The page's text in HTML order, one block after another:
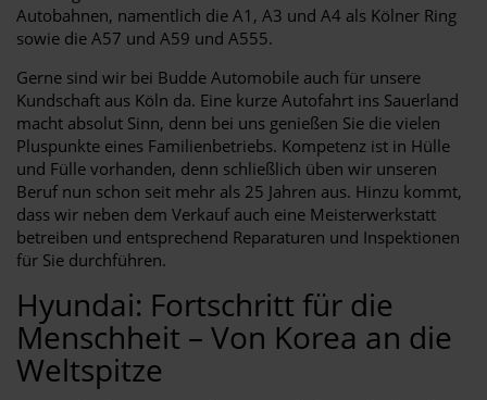
Autobahnen, namentlich die A1, A3 und A4 als Kölner Ring
sowie die A57 und A59 und A555.
Gerne sind wir bei Budde Automobile auch für unsere
Kundschaft aus Köln da. Eine kurze Autofahrt ins Sauerland
macht absolut Sinn, denn bei uns genießen Sie die vielen
Pluspunkte eines Familienbetriebs. Kompetenz ist in Hülle
und Fülle vorhanden, denn schließlich üben wir unseren
Beruf nun schon seit mehr als 25 Jahren aus. Hinzu kommt,
dass wir neben dem Verkauf auch eine Meisterwerkstatt
betreiben und entsprechend Reparaturen und Inspektionen
für Sie durchführen.
Hyundai: Fortschritt für die
Menschheit – Von Korea an die
Weltspitze